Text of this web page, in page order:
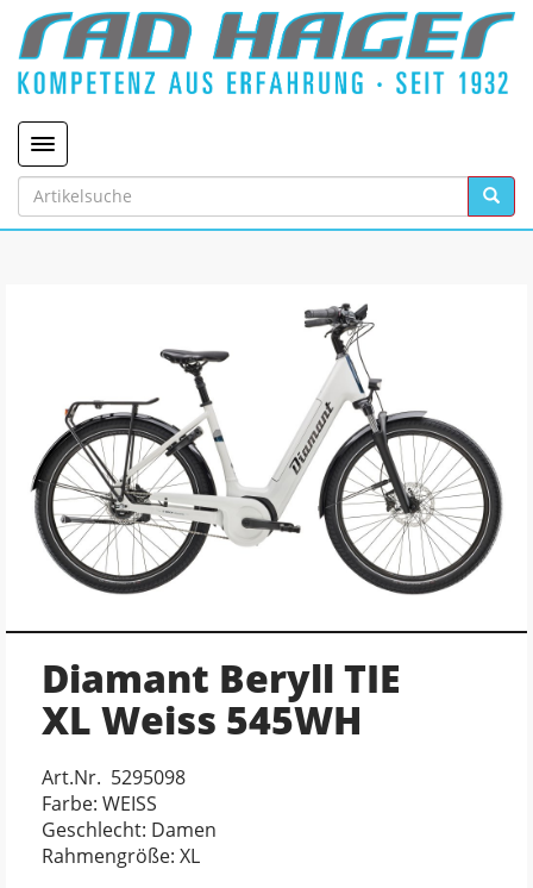
Toggle navigation
Diamant Beryll TIE
XL Weiss 545WH
Art.Nr. 5295098
Farbe: WEISS
Geschlecht: Damen
Rahmengröße: XL